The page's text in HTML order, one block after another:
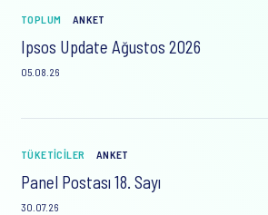
TOPLUM ANKET
Ipsos Update Ağustos 2026
05.08.26
TÜKETICILER ANKET
Panel Postası 18. Sayı
30.07.26